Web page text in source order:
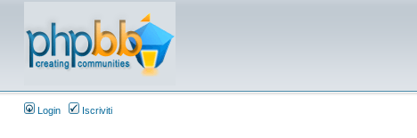
Login Iscriviti